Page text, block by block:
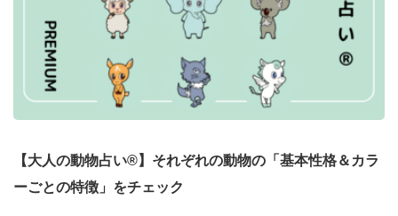
【大人の動物占い®】それぞれの動物の「基本性格＆カラ
ーごとの特徴」をチェック